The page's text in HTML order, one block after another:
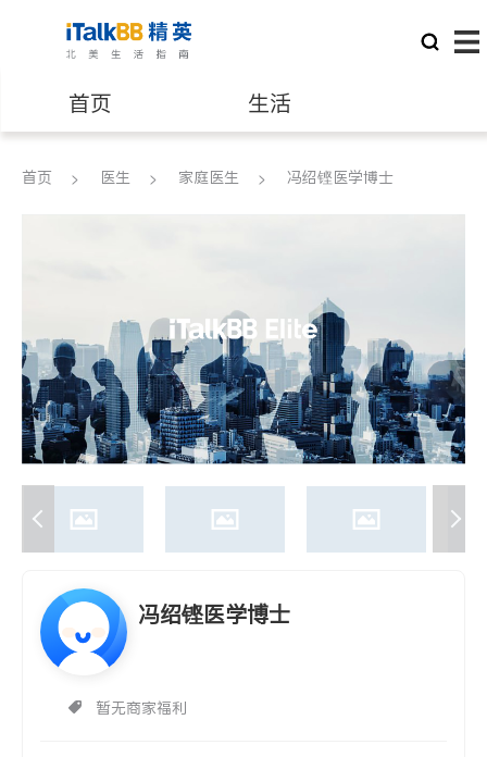
首页 生活
医生 律师
养老 非盈利组织
首页 医生 家庭医生 冯绍铿医学博士
冯绍铿医学博士
暂无商家福利